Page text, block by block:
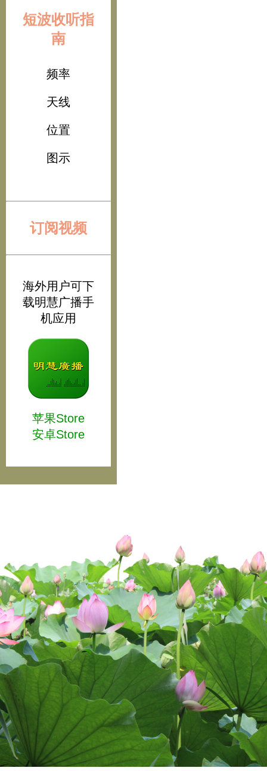
短波收听指
南
频率
天线
位置
图示
订阅视频
海外用户可下
载明慧广播手
机应用
苹果Store
安卓Store